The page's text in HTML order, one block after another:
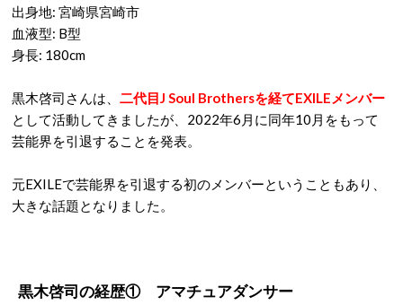
出身地: 宮崎県宮崎市
血液型: B型
身長: 180cm
黒木啓司さんは、 二代目J Soul Brothersを経てEXILEメンバー
として活動してきましたが、2022年6月に同年10月をもって
芸能界を引退することを発表。
元EXILEで芸能界を引退する初のメンバーということもあり、
大きな話題となりました。
黒木啓司の経歴① アマチュアダンサー